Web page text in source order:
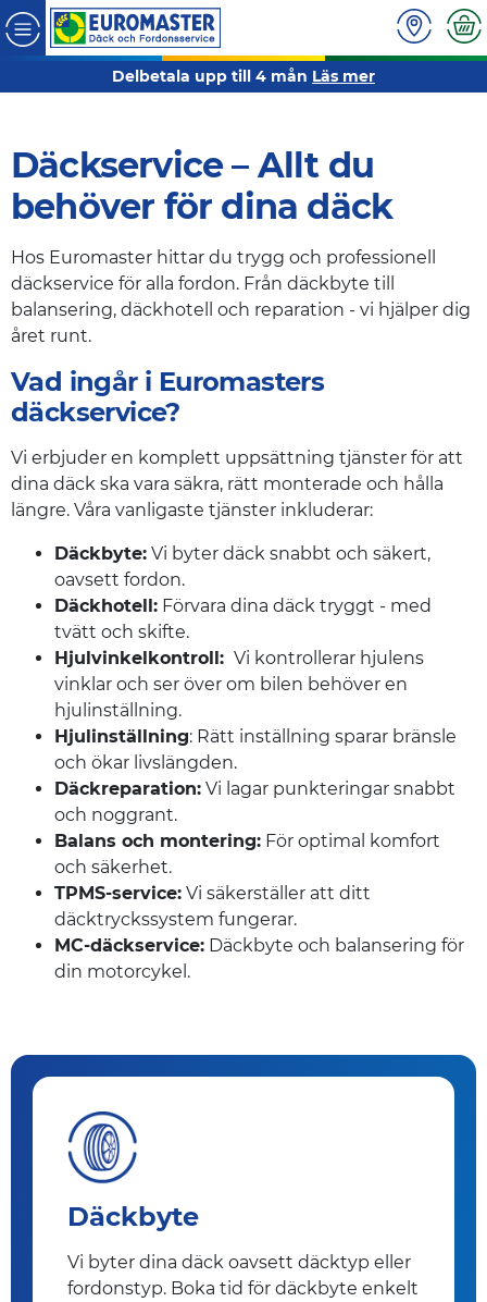
Delbetala upp till 4 mån Läs mer
Däckservice – Allt du
behöver för dina däck
Hos Euromaster hittar du trygg och professionell
däckservice för alla fordon. Från däckbyte till
balansering, däckhotell och reparation - vi hjälper dig
året runt.
Vad ingår i Euromasters
däckservice?
Vi erbjuder en komplett uppsättning tjänster för att
dina däck ska vara säkra, rätt monterade och hålla
längre. Våra vanligaste tjänster inkluderar:
Däckbyte: Vi byter däck snabbt och säkert,
oavsett fordon.
Däckhotell: Förvara dina däck tryggt - med
tvätt och skifte.
Hjulvinkelkontroll: Vi kontrollerar hjulens
vinklar och ser över om bilen behöver en
hjulinställning.
Hjulinställning: Rätt inställning sparar bränsle
och ökar livslängden.
Däckreparation: Vi lagar punkteringar snabbt
och noggrant.
Balans och montering: För optimal komfort
och säkerhet.
TPMS-service: Vi säkerställer att ditt
däcktryckssystem fungerar.
MC-däckservice: Däckbyte och balansering för
din motorcykel.
Däckbyte
Vi byter dina däck oavsett däcktyp eller
fordonstyp. Boka tid för däckbyte enkelt